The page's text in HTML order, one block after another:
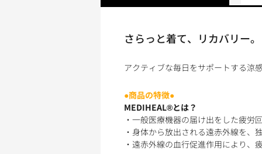
さらっと着て、リカバリー
アクティブな毎日をサポートする涼
●商品の特徴●
MEDIHEAL®とは？
・一般医療機器の届け出をした疲労
・身体から放出される遠赤外線を、
・遠赤外線の血行促進作用により、